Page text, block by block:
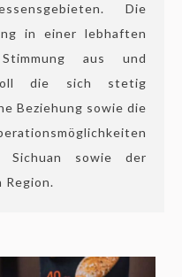
Die
in einer lebhaften
aus und
die sich stetig
Beziehung sowie die
Sichuan sowie der
Region.